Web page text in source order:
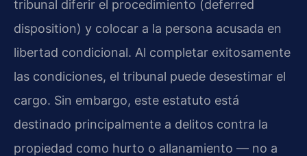
tribunal diferir el procedimiento (deferred
disposition) y colocar a la persona acusada en
libertad condicional. Al completar exitosamente
las condiciones, el tribunal puede desestimar el
cargo. Sin embargo, este estatuto está
destinado principalmente a delitos contra la
propiedad como hurto o allanamiento — no a